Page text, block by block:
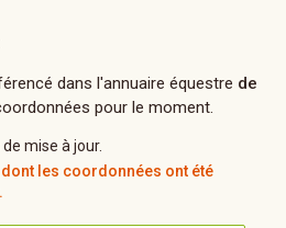
dans l'annuaire équestre de
pour le moment.
mise à jour.
les coordonnées ont été